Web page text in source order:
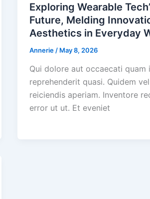
Exploring Wearable
Future, Melding
Aesthetics in Everyday
Annerie / May 8, 2026
Qui dolore aut occaecati quam
reprehenderit quasi. Quidem
reiciendis aperiam. Inventore
error ut ut. Et eveniet